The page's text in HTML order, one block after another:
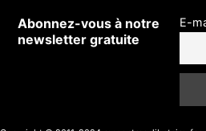
Abonnez-vous à notre
newsletter gratuite
E-